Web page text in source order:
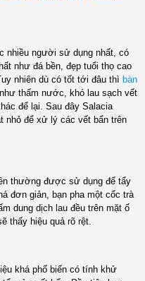
nhiều người sử dụng nhất, có
như đá bền, đẹp tuổi thọ cao
nhiên dù có tốt tới đâu thì bàn
thấm nước, khó lau sạch vết
để lại. Sau đây Salacia
nhỏ để xử lý các vết bẩn trên
thường được sử dụng để tẩy
đơn giản, bạn pha một cốc trà
dung dịch lau đều trên mặt ố
thấy hiệu quả rõ rệt.
khá phổ biến có tính khử